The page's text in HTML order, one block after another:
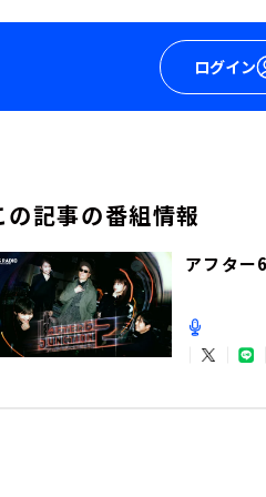
ログイン
の記事の番組情報
アフター